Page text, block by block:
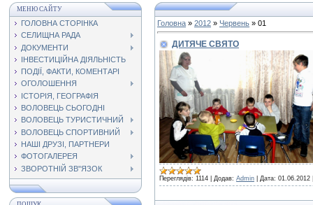
МЕНЮ САЙТУ
ГОЛОВНА СТОРІНКА
СЕЛИЩНА РАДА
ДОКУМЕНТИ
ІНВЕСТИЦІЙНА ДІЯЛЬНІСТЬ
ПОДІЇ, ФАКТИ, КОМЕНТАРІ
ОГОЛОШЕННЯ
ІСТОРІЯ, ГЕОГРАФІЯ
ВОЛОВЕЦЬ СЬОГОДНІ
ВОЛОВЕЦЬ ТУРИСТИЧНИЙ
ВОЛОВЕЦЬ СПОРТИВНИЙ
НАШІ ДРУЗІ, ПАРТНЕРИ
ФОТОГАЛЕРЕЯ
ЗВОРОТНІЙ ЗВ"ЯЗОК
Головна » 2012 » Червень » 01
ДИТЯЧЕ СВЯТО
Переглядів: 1114 Додав: Admin Дата: 01.06.2012